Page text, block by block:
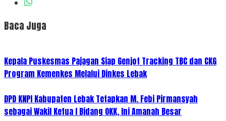
Baca Juga
Kepala Puskesmas Pajagan Siap Genjot Tracking TBC dan CKG
Program Kemenkes Melalui Dinkes Lebak
DPD KNPI Kabupaten Lebak Tetapkan M. Febi Pirmansyah
sebagai Wakil Ketua I Bidang OKK, Ini Amanah Besar